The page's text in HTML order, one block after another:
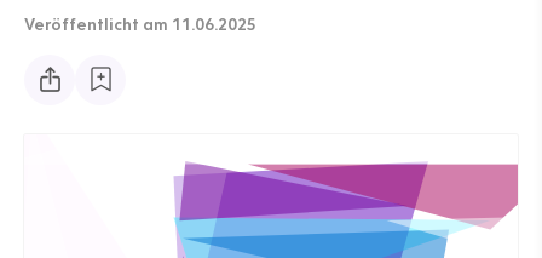
Veröffentlicht am 11.06.2025